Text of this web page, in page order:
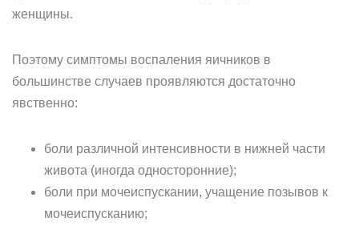
женщины.
Поэтому симптомы воспаления яичников в
большинстве случаев проявляются достаточно
явственно:
боли различной интенсивности в нижней части
живота (иногда односторонние);
боли при мочеиспускании, учащение позывов к
мочеиспусканию;